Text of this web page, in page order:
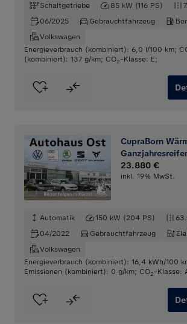
Schaltgetriebe 85 kW (116 PS)
06/2025
Gebrauchtfahrzeug
Volkswagen
Energieverbrauch (kombiniert): 6,0 l/100 km;
(kombiniert): 137 g/km; CO2-Klasse: E;
CupraBorn
23.880 €
inkl. 19% MwSt.
Automatik 150 kW (204 PS)
04/2022
Gebrauchtfahrzeug
Volkswagen
Energieverbrauch (kombiniert): 16,4 kWh/100
Emissionen (kombiniert): 0 g/km; CO2-Klasse: